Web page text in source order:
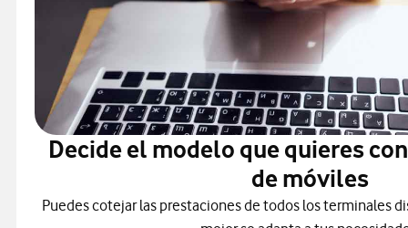
Decide el modelo que quieres
de móviles
Puedes cotejar las prestaciones de todos los terminales